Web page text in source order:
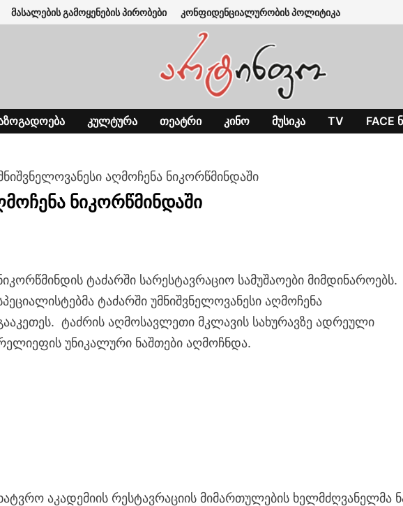
მასალების გამოყენების პირობები კონფიდენციალურობის პოლიტიკა
ᲙᲣᲚᲢᲣᲠᲐ ᲗᲔᲐᲢᲠᲘ ᲙᲘᲜᲝ ᲛᲣᲡᲘᲙᲐ TV FACE
აღმოჩენა ნიკორწმინდაში
ნიკორწმინდაში
ტაძარში სარესტავრაციო სამუშაოები მიმდინაროებს.
ტაძარში უმნიშვნელოვანესი აღმოჩენა
ტაძრის აღმოსავლეთი მკლავის სახურავზე ადრეული
უნიკალური ნაშთები აღმოჩნდა.
აკადემიის რესტავრაციის მიმართულების ხელმძღვანელმა